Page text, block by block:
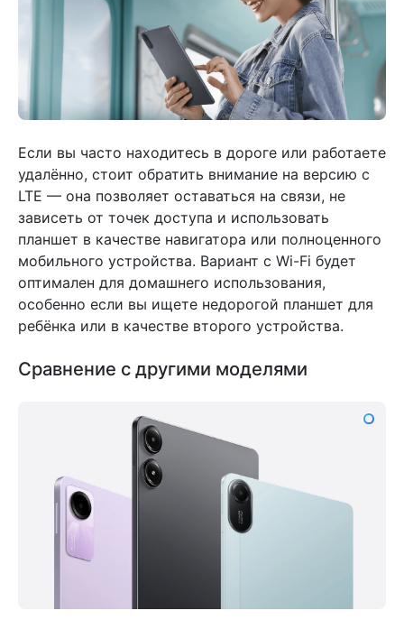
Если вы часто находитесь в дороге или работаете
удалённо, стоит обратить внимание на версию с
LTE — она позволяет оставаться на связи, не
зависеть от точек доступа и использовать
планшет в качестве навигатора или полноценного
мобильного устройства. Вариант с Wi-Fi будет
оптимален для домашнего использования,
особенно если вы ищете недорогой планшет для
ребёнка или в качестве второго устройства.
Сравнение с другими моделями